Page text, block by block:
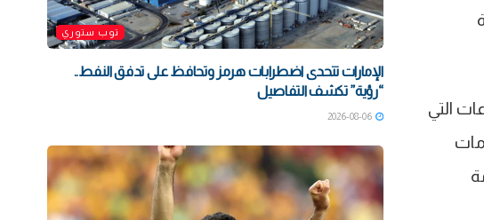
التي
توب ستوري
الإمارات تتحدى اضطرابات هرمز وتحافظ على تدفق النفط..
“رؤية” تكشف التفاصيل
2026-08-06